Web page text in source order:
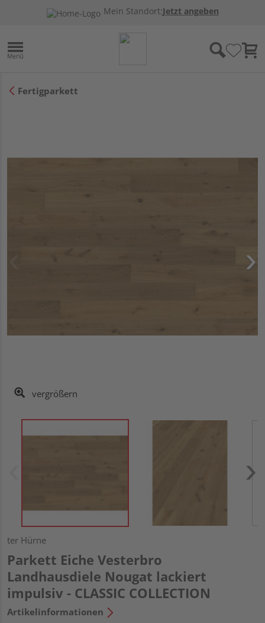
Mein Standort:Jetzt angeben
Fertigparkett
vergrößern
ter Hürne
Parkett Eiche Vesterbro
Landhausdiele Nougat lackiert
impulsiv - CLASSIC COLLECTION
Artikelinformationen